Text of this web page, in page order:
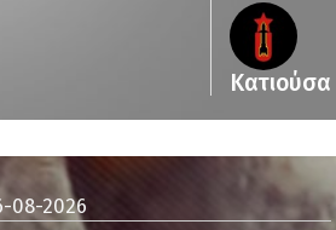
Κατιούσα
08-2026